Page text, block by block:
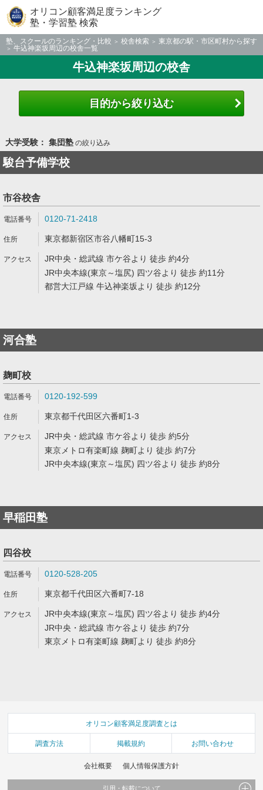
オリコン顧客満足度ランキング
塾・学習塾 検索
塾、スクールのランキング・比較 校舎検索
東京都の駅・市区町村から探す
牛込神楽坂周辺の校舎一覧
牛込神楽坂周辺の校舎
目的から絞り込む
大学受験： 集団塾の絞り込み
駿台予備学校
市谷校舎
0120-71-2418
東京都新宿区市谷八幡町15-3
JR中央・総武線 市ケ谷より 徒歩 約4分
JR中央本線(東京～塩尻) 四ツ谷より 徒歩 約11分
都営大江戸線 牛込神楽坂より 徒歩 約12分
河合塾
麹町校
0120-192-599
東京都千代田区六番町1-3
JR中央・総武線 市ケ谷より 徒歩 約5分
東京メトロ有楽町線 麹町より 徒歩 約7分
JR中央本線(東京～塩尻) 四ツ谷より 徒歩 約8分
早稲田塾
四谷校
0120-528-205
東京都千代田区六番町7-18
JR中央本線(東京～塩尻) 四ツ谷より 徒歩 約4分
JR中央・総武線 市ケ谷より 徒歩 約7分
東京メトロ有楽町線 麹町より 徒歩 約8分
オリコン顧客満足度調査とは
調査方法 掲載規約 お問い合わせ
会社概要 個人情報保護方針
引用・転載について